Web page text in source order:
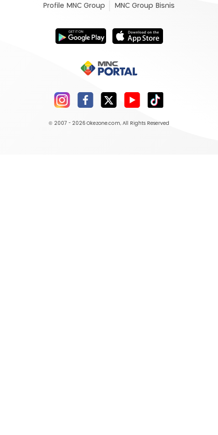
Profile MNC Group MNC Group Bisnis
© 2007 - 2026 Okezone.com, All Rights Reserved